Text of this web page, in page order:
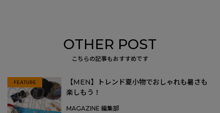
OTHER POST
こちらの記事もおすすめです
FEATURE
【MEN】トレンド夏小物でおしゃれも暑さも
楽しもう！
MAGAZINE 編集部